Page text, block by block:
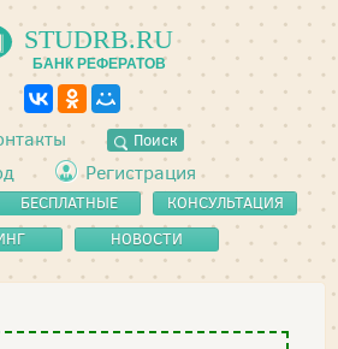
STUDRB.RU
БАНК РЕФЕРАТОВ
Поиск
Регистрация
БЕСПЛАТНЫЕ
РЕФЕРАТЫ
КОНСУЛЬТАЦИЯ
НОВОСТИ